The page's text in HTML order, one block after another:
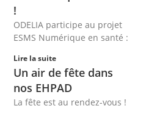
!
ODELIA participe au projet
ESMS Numérique en santé :
Lire la suite
Un air de fête dans
nos EHPAD
La fête est au rendez-vous !